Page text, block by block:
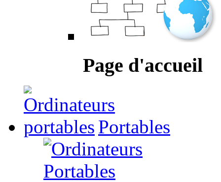
Page d'accueil
Portables